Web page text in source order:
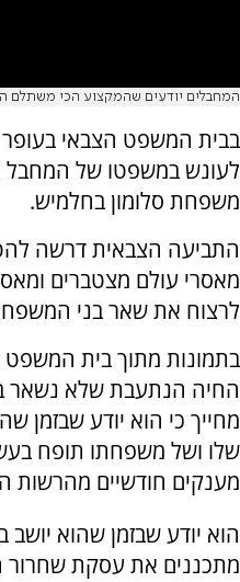
המחבלים יודעים שהמקצוע הכי משתלם
בבית המשפט הצבאי
לעונש במשפטו של
משפחת סלומון בחלמיש.
התביעה הצבאית דרשה
מאסרי עולם מצטברים
לרצוח את שאר בני
בתמונות מתוך בית
החיה הנתעבת שלא נשאר
מחייך כי הוא יודע שבזמן
שלו ושל משפחתו תופח
מענקים חודשיים מהרשות
הוא יודע שבזמן שהוא
מתכננים את עסקת